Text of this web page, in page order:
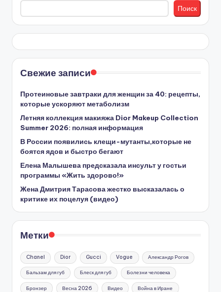
Поиск
Свежие записи
Протеиновые завтраки для женщин за 40: рецепты,
которые ускоряют метаболизм
Летняя коллекция макияжа Dior Makeup Collection
Summer 2026: полная информация
В России появились клещи-мутанты,которые не
боятся ядов и быстро бегают
Елена Малышева предсказала инсульт у гостьи
программы «Жить здорово!»
Жена Дмитрия Тарасова жестко высказалась о
критике их поцелуя (видео)
Метки
Chanel Dior Gucci Vogue Александр Рогов
Бальзам для губ Блеск для губ Болезни человека
Бронзер Весна 2026 Видео Война в Иране